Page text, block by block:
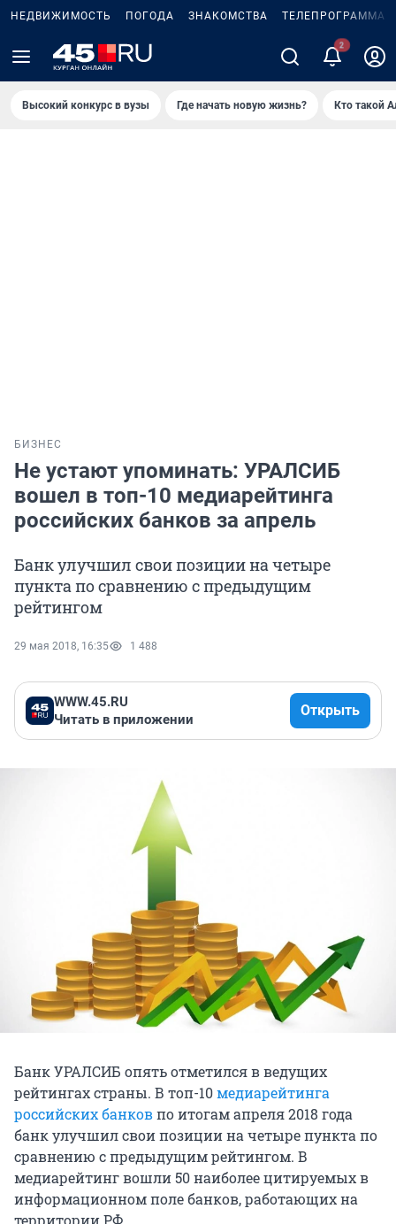
НЕДВИЖИМОСТЬ ПОГОДА ЗНАКОМСТВА ТЕЛЕПРОГРАММА
Высокий конкурс в вузы Где начать новую жизнь? Кто такой
БИЗНЕС
Не устают упоминать: УРАЛСИБ
вошел в топ-10 медиарейтинга
российских банков за апрель
Банк улучшил свои позиции на четыре
пункта по сравнению с предыдущим
рейтингом
29 мая 2018, 16:35 1 488
WWW.45.RU
Читать в приложении
Открыть
Банк УРАЛСИБ опять отметился в ведущих
рейтингах страны. В топ-10медиарейтинга
российских банковпо итогам апреля 2018 года
банк улучшил свои позиции на четыре пункта по
сравнению с предыдущим рейтингом. В
медиарейтинг вошли 50 наиболее цитируемых в
информационном поле банков, работающих на
территории РФ.